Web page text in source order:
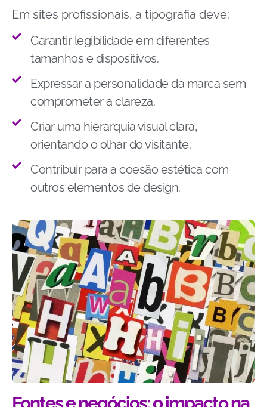
Em sites profissionais, a tipografia deve:
Garantir legibilidade em diferentes
tamanhos e dispositivos.
Expressar a personalidade da marca sem
comprometer a clareza.
Criar uma hierarquia visual clara,
orientando o olhar do visitante.
Contribuir para a coesão estética com
outros elementos de design.